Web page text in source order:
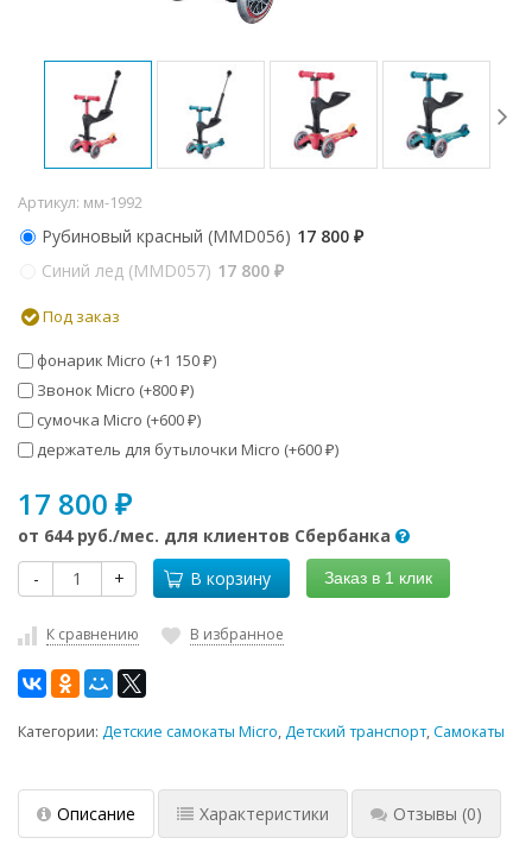
Артикул: мм-1992
Рубиновый красный (MMD056) 17 800 ₽
Синий лед (MMD057) 17 800 ₽
Под заказ
фонарик Micro (+1 150 ₽)
Звонок Micro (+800 ₽)
сумочка Micro (+600 ₽)
держатель для бутылочки Micro (+600 ₽)
17 800 ₽
от 644 руб./мес. для клиентов Сбербанка
-
+ В корзину Заказ в 1 клик
К сравнению В избранное
Категории: Детские самокаты Micro,Детский транспорт,Самокаты
Описание Характеристики Отзывы (0)